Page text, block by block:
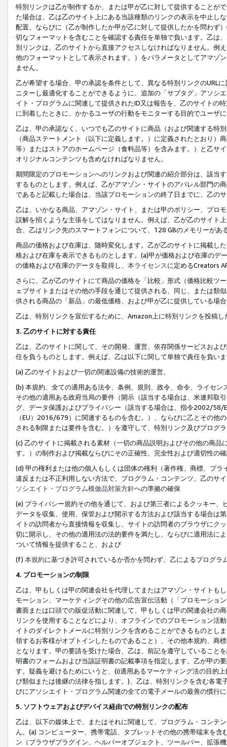
特別リンクは乙が制作するか、または甲が乙に対して提供することが
た場合は、乙は乙のサイト上にある当該種類のリンクの表示を中止し
配置、ならびに（乙が制作したか甲が乙に対して提供したかを問わず
切なフォーマットを含むことを確認する責任を単独で負います。乙は
別リンクは、乙のサイトから直接アクセスしなければなりません。例
他のフォーマットとして表示されます。）をパラメータとしてアマゾ
ません。
乙が希望する場合、甲の承認を条件として、異なる特別リンクのURL
ニターし最適化することができるように、追加の「サブタグ」アソシ
イト・プログラムに関連して提供されたID又は報告を、乙のサイトの
に到着したときに、かかるユーザの行動をモニターする目的でユーザ
乙は、甲の承認なく、いつでも乙のサイトに商品（および関連する特
（商品ステートメント（以下に定義します。）に定義されたとおり
等）またはストアのホームページ（食料品等）を含みます。）と乙サ
オリジナルコンテンツも含めなければなりません。
期間限定のプロモーションへのリンクおよび関連の紹介部分は、該当
するものとします。例えば、乙がアマゾン・サイトのアパレル部門の
であると記載した場合は、当該プロモーションの終了日までに、乙の
乙は、いかなる商品、アマゾン・サイト、または甲のポリシー、プロ
誤解を招くような主張をしてはなりません。例えば、乙が乙のサイト
合、乙はリンク先のスマートフォンについて、128 GBのメモリーがあ
商品の価格および在庫は、随時変化します。乙が乙のサイトに掲載し
格および在庫を表示できるものとします。(a)甲が価格および在庫の
の価格および在庫のデータを取得し、 本ライセンスに定めるCreators
さらに、乙が乙のサイトにて商品の価格を「比較」形式（価格比較ツ
ェブサイトまたはその他の手段を通じて提供される、同じ、または類
供される商品の「新品」の最低価格、および甲が乙に提供している場
乙は、特別リンクを宣伝するために、Amazon上に特別リンクを投稿
3. 乙のサイトに対する責任
乙は、乙のサイトに関して、その開発、運営、依存関係サービスおよ
任を負うものとします。例えば、乙は以下に関して単独で責任を負い
(a) 乙のサイトおよび一切の関連設備の技術的運営、
(b) 本規約、全ての適用ある法令、条例、規則、政令、命令、ライセ
その他の適用ある政府当局の要件（開示（該当する場合は、米連邦取
グ、データ保護およびプライバシー（該当する場合は、指令2002/58/
（EU）2016/679）に関連するものを含む。）、ならびに乙とその他
される制限または要件を含む。）を遵守して、特別リンク及びプログ
(c) 乙のサイトに掲載される素材（一切の商品説明およびその他の商
す。）の制作および掲載ならびにその正確性、完全性および適切性の
(d) 甲の権利または他の個人もしくは団体の権利（著作権、商標、プ
違反または不正利用しない方法で、プログラム・コンテンツ、乙のサ
ソシエイト・プログラム模倣品対策方針への準拠の確保
(e) プライバシー規約その他を通じて、および第三者によるクッキー
データを収集、使用、保管および開示する方法および該当する場合は
イトの訪問者から直接情報を収集し、サイトの訪問者のブラウザにク
切に開示し、その他の適用法の法的要件を満たし、ならびに適用法に
ついて情報を提供すること、および
(f) 本規約に基づき許可されているか否かを問わず、乙によるプログ
4. プロモーションの制限
乙は、甲もしくは甲の関連会社を代理してまたはアマゾン・サイトも
モーション、マーケティングその他の広告宣伝活動（「プロモーショ
書面または口頭での販促活動に関連して、甲もしくは甲の関連会社の
リンクを使用することなどにより、オフラインでのプロモーション活
イトのダイレクトメールに特別リンクを含めることができるものとし
領するお客様がオプトインしたものであること）、その他本規約、商
となります。甲の要請を受けた場合、乙は、前記を遵守していること
明書のフォームおよび当該証明書の記載事項を指定します。乙が甲の
す。疑義を避けるためにいうと、(i)適用あるマーケティング法の目的
び類似または後継の法律を指します。)、乙は、特別リンクを含む各
びにアソシエイト・プログラム関連の全ての電子メールの最善の慣行
5. ソフトウェアおよびデバイス経由での特別リンクの配布
乙は、以下の媒体上で、またはそれに関連して、プログラム・コンテ
ん。(a) コンピューター、携帯電話、タブレットその他の携帯端末を
ン（ブラウザプラグイン、ヘルパーオブジェクト、ツールバー、拡張